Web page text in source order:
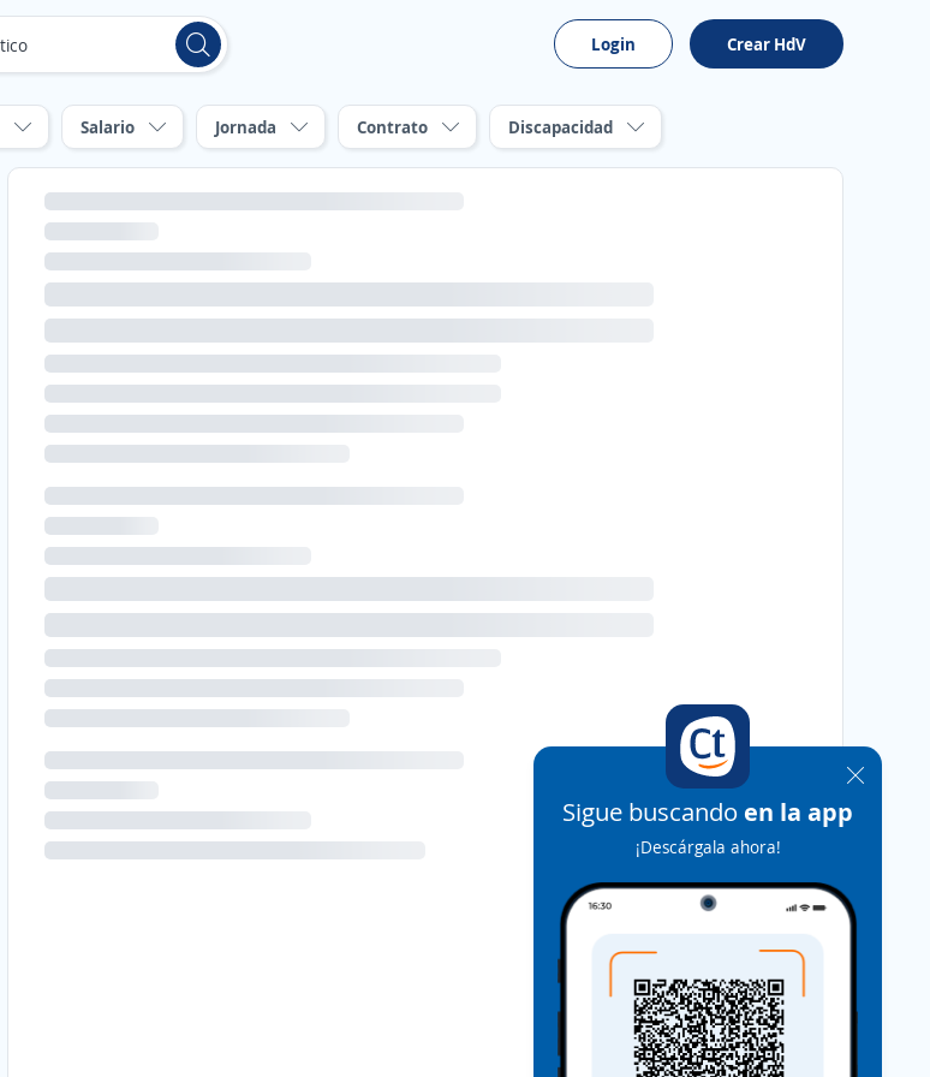
Login Crear HdV
Salario Jornada Contrato Discapacidad
Sigue buscando en la app
¡Descárgala ahora!